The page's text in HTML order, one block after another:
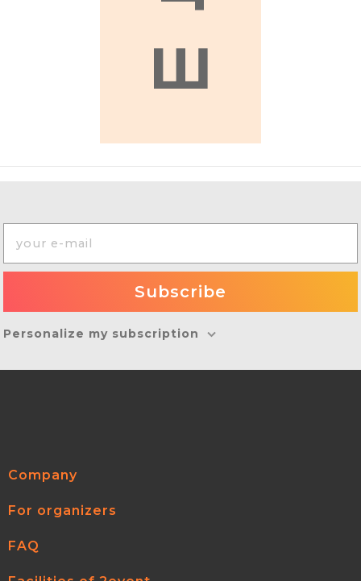
Ш
Personalize my subscription
Company
For organizers
FAQ